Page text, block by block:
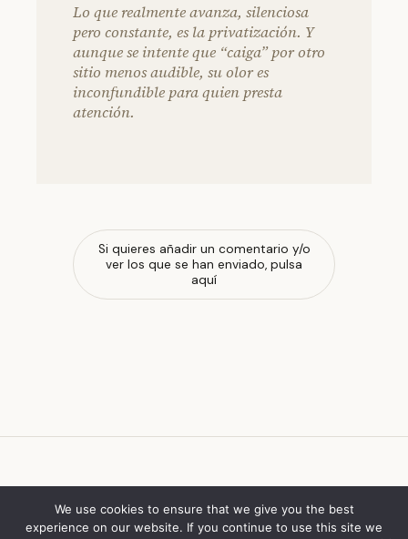
Lo que realmente avanza, silenciosa
pero constante, es la privatización. Y
aunque se intente que “caiga” por otro
sitio menos audible, su olor es
inconfundible para quien presta
atención.
Si quieres añadir un comentario y/o
ver los que se han enviado, pulsa
aquí
escola de ferrado
We use cookies to ensure that we give you the best
experience on our website. If you continue to use this site we